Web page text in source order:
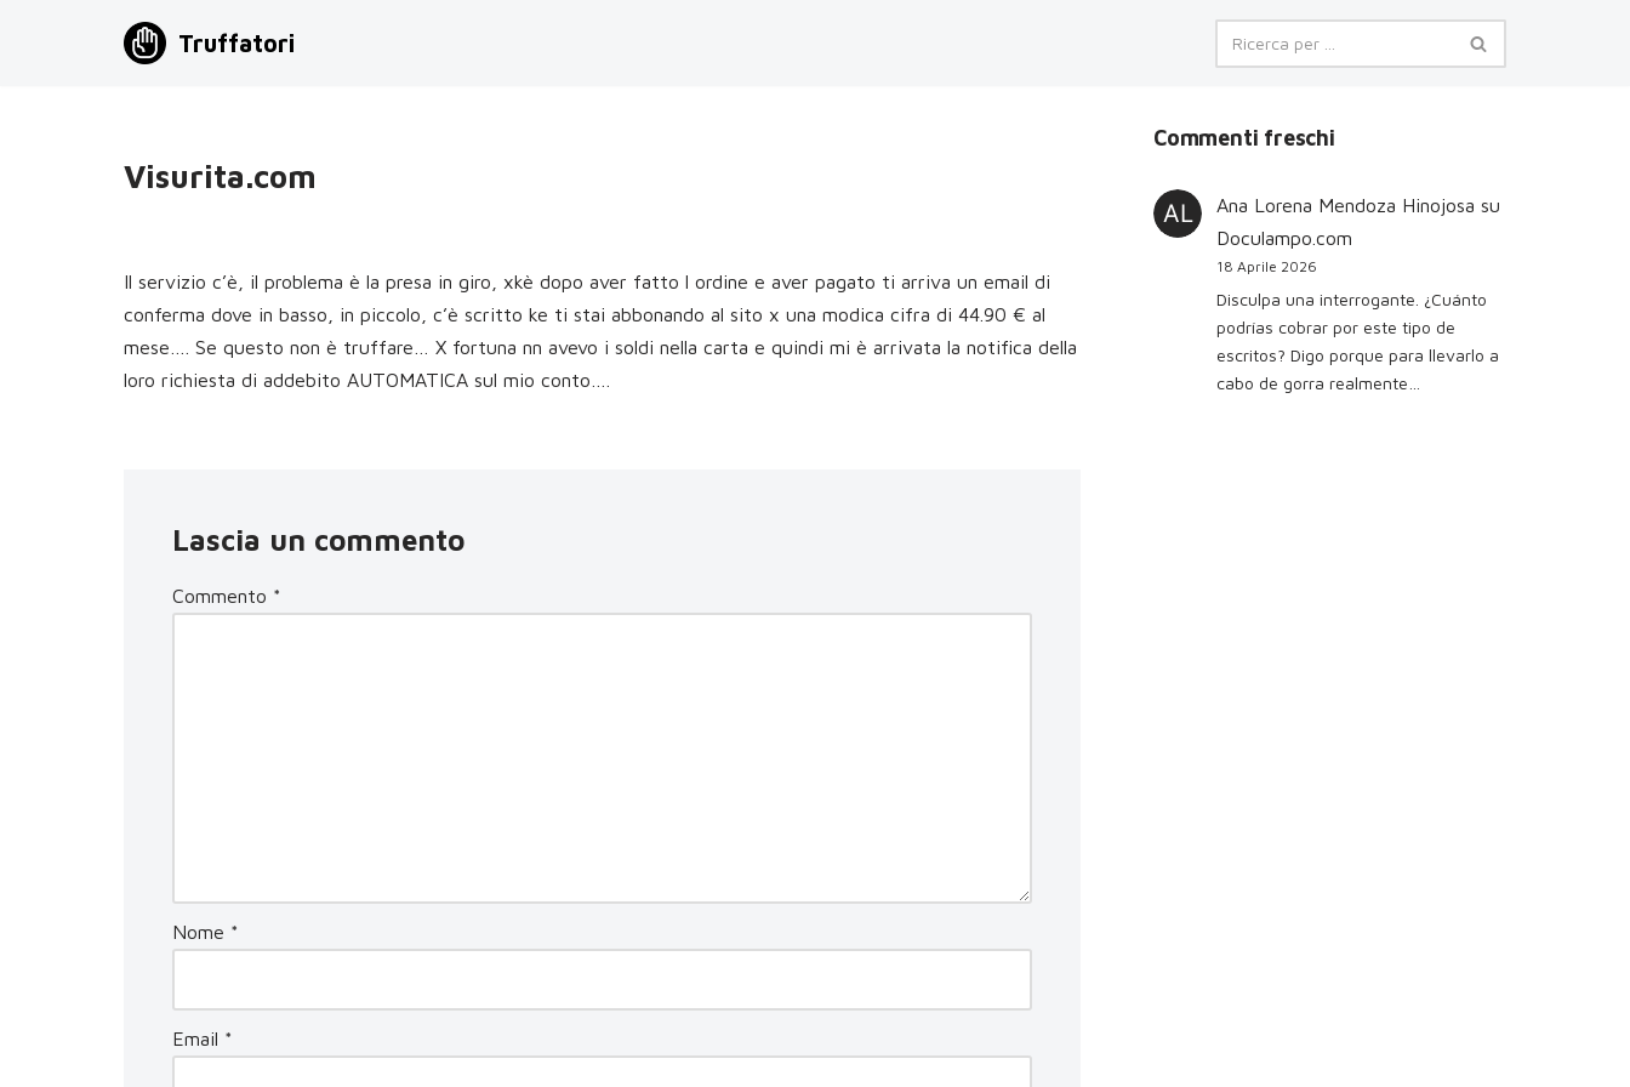
Truffatori
Visurita.com
Il servizio c’è, il problema è la presa in giro, xkè dopo aver fatto l ordine e aver pagato ti arriva un email di
conferma dove in basso, in piccolo, c’è scritto ke ti stai abbonando al sito x una modica cifra di 44.90 € al
mese…. Se questo non è truffare… X fortuna nn avevo i soldi nella carta e quindi mi è arrivata la notifica della
loro richiesta di addebito AUTOMATICA sul mio conto….
Lascia un commento
Commento *
Nome *
Email *
Commenti freschi
Ana Lorena Mendoza Hinojosa su
Doculampo.com
18 Aprile 2026
Disculpa una interrogante. ¿Cuánto
podrías cobrar por este tipo de
escritos? Digo porque para llevarlo a
cabo de gorra realmente…